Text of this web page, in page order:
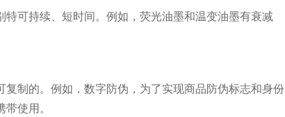
可持续、短时间。例如，荧光油墨和温变油墨有衰减
制的。例如，数字防伪，为了实现商品防伪标志和身份
使用。